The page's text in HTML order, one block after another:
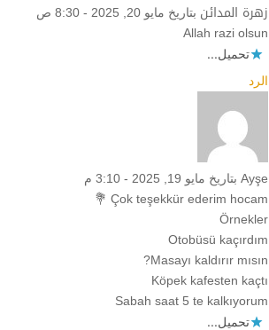
زهرة المدائن بتاريخ مايو 20, 2025 - 8:30 ص
Allah razi olsun
تحميل...
الرد
Ayşe بتاريخ مايو 19, 2025 - 3:10 م
Çok teşekkür ederim hocam 💐
Örnekler
Otobüsü kaçırdım
Masayı kaldırır mısın?
Köpek kafesten kaçtı
Sabah saat 5 te kalkıyorum
تحميل...